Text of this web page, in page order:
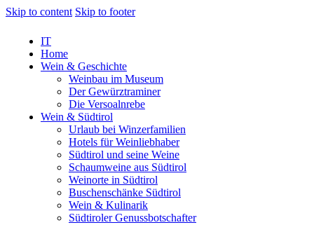
Skip to content Skip to footer
IT
Home
Wein & Geschichte
Weinbau im Museum
Der Gewürztraminer
Die Versoalnrebe
Wein & Südtirol
Urlaub bei Winzerfamilien
Hotels für Weinliebhaber
Südtirol und seine Weine
Schaumweine aus Südtirol
Weinorte in Südtirol
Buschenschänke Südtirol
Wein & Kulinarik
Südtiroler Genussbotschafter